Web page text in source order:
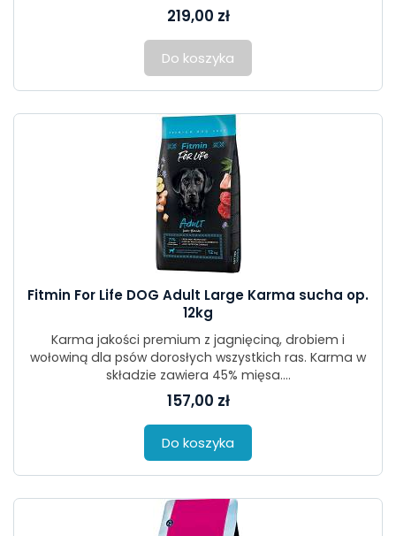
219,00 zł
Do koszyka
Fitmin For Life DOG Adult Large Karma sucha op.
12kg
Karma jakości premium z jagnięciną, drobiem i
wołowiną dla psów dorosłych wszystkich ras. Karma w
składzie zawiera 45% mięsa....
157,00 zł
Do koszyka